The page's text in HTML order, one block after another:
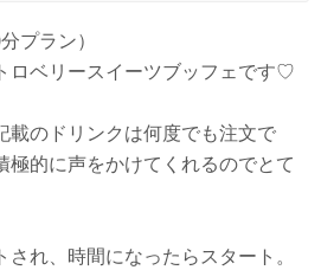
プラン）
ロベリースイーツブッフェです♡
載のドリンクは何度でも注文で
極的に声をかけてくれるのでとて
れ、時間になったらスタート。